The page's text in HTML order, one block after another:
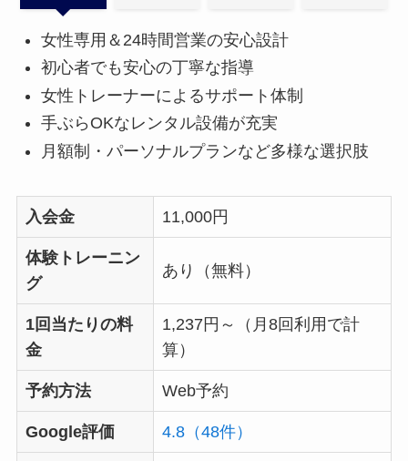
女性専用＆24時間営業の安心設計
初心者でも安心の丁寧な指導
女性トレーナーによるサポート体制
手ぶらOKなレンタル設備が充実
月額制・パーソナルプランなど多様な選択肢
入会金 11,000円
体験トレーニン
グ
あり（無料）
1回当たりの料
金
1,237円～（月8回利用で計
算）
予約方法 Web予約
Google評価 4.8（48件）